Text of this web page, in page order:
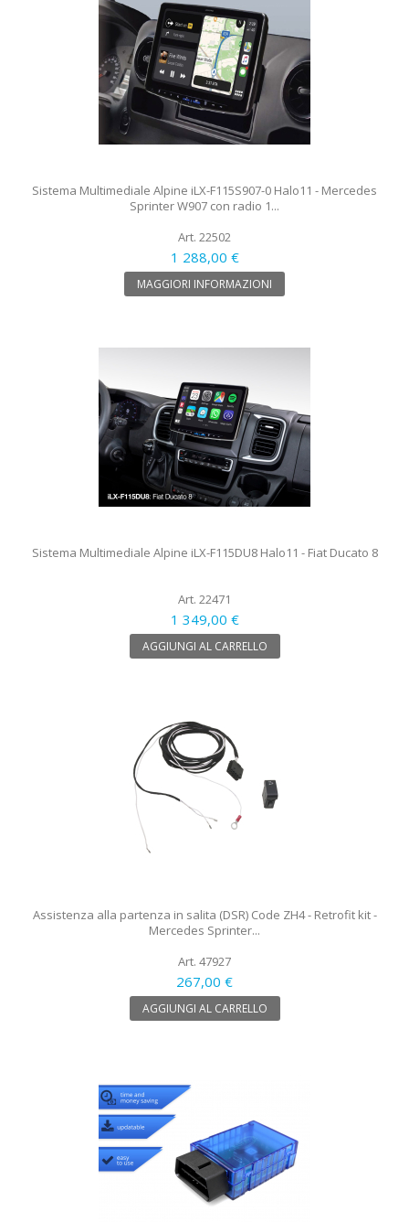
Sistema Multimediale Alpine iLX-F115S907-0 Halo11 - Mercedes
Sprinter W907 con radio 1...
Art. 22502
1 288,00 €
MAGGIORI INFORMAZIONI
Sistema Multimediale Alpine iLX-F115DU8 Halo11 - Fiat Ducato 8
Art. 22471
1 349,00 €
AGGIUNGI AL CARRELLO
Assistenza alla partenza in salita (DSR) Code ZH4 - Retrofit kit -
Mercedes Sprinter...
Art. 47927
267,00 €
AGGIUNGI AL CARRELLO